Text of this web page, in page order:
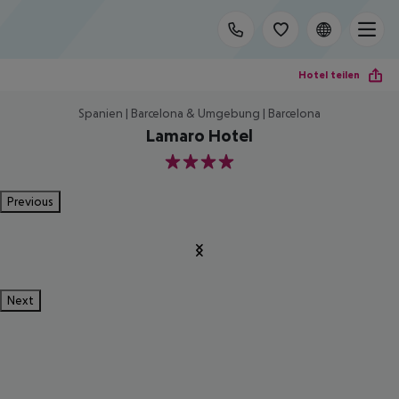
Hotel teilen
Spanien | Barcelona & Umgebung | Barcelona
Lamaro Hotel
4
Previous
Next